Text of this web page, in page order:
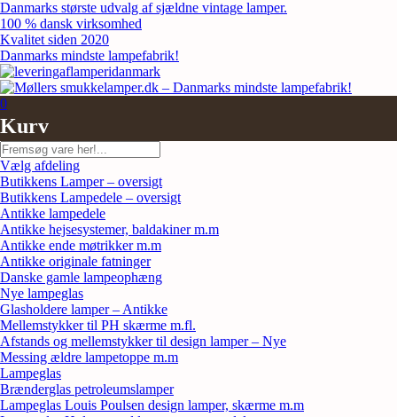
Skip
to
content
Danmarks største udvalg af sjældne vintage lamper.
100 % dansk virksomhed
Kvalitet siden 2020
Danmarks mindste lampefabrik!
0
Kurv
Søg
Vælg afdeling
Butikkens Lamper – oversigt
Butikkens Lampedele – oversigt
Antikke lampedele
Antikke hejsesystemer, baldakiner m.m
Antikke ende møtrikker m.m
Antikke originale fatninger
Danske gamle lampeophæng
Nye lampeglas
Glasholdere lamper – Antikke
Mellemstykker til PH skærme m.fl.
Afstands og mellemstykker til design lamper – Nye
Messing ældre lampetoppe m.m
Lampeglas
Brænderglas petroleumslamper
Lampeglas Louis Poulsen design lamper, skærme m.m